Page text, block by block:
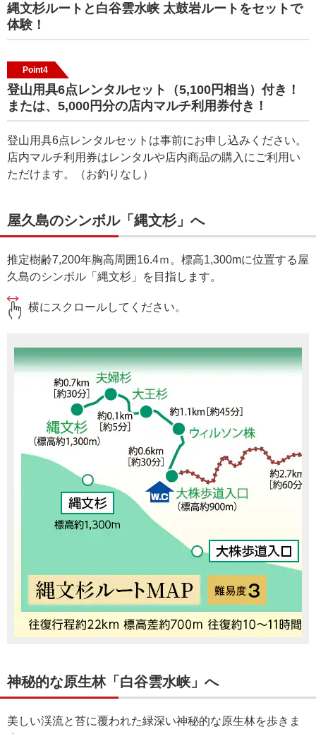
縄文杉ルートと白谷雲水峡 太鼓岩ルートをセットで
体験！
Point4
登山用具6点レンタルセット（5,100円相当）付き！
または、5,000円分の店内マルチ利用券付き！
登山用具6点レンタルセットは事前にお申し込みください。
店内マルチ利用券はレンタルや店内商品の購入にご利用い
ただけます。（お釣りなし）
屋久島のシンボル「縄文杉」へ
推定樹齢7,200年胸高周囲16.4ｍ。標高1,300mに位置する屋
久島のシンボル「縄文杉」を目指します。
横にスクロールしてください。
神秘的な原生林「白谷雲水峡」へ
美しい渓流と苔に覆われた緑深い神秘的な原生林を歩きま